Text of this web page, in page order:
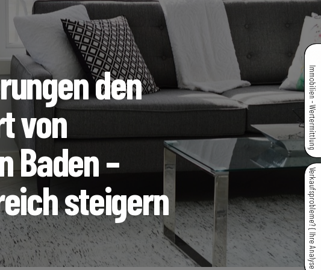
den
von
Baden –
steigern
Immobilien - Wertermittlung
Verkaufsprobleme? { Ihre Analyse }